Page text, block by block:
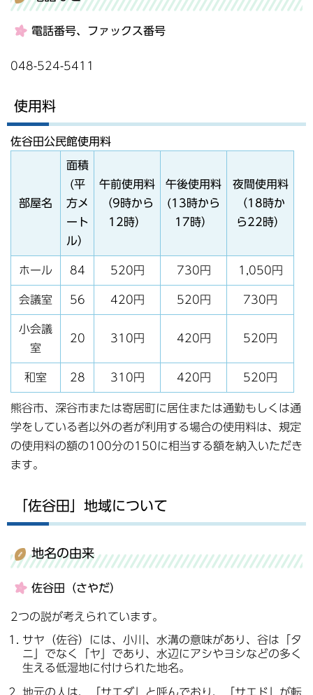
電話番号、ファックス番号
048-524-5411
使用料
佐谷田公民館使用料
部屋名
面積
(平
方メ
ート
ル）
午前使用料
（9時から
12時）
午後使用料
(13時から
17時）
夜間使用料
（18時か
ら22時）
ホール 84 520円 730円 1,050円
会議室 56 420円 520円 730円
小会議
室
20 310円 420円 520円
和室 28 310円 420円 520円
熊谷市、深谷市または寄居町に居住または通勤もしくは通
学をしている者以外の者が利用する場合の使用料は、規定
の使用料の額の100分の150に相当する額を納入いただき
ます。
「佐谷田」地域について
地名の由来
佐谷田（さやだ）
2つの説が考えられています。
サヤ（佐谷）には、小川、水溝の意味があり、谷は「タ
ニ」でなく「ヤ」であり、水辺にアシやヨシなどの多く
生える低湿地に付けられた地名。
地元の人は、「サエダ」と呼んでおり、「サエド」が転